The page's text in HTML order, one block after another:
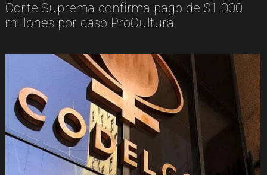
Corte Suprema confirma pago de $1.000
millones por caso ProCultura